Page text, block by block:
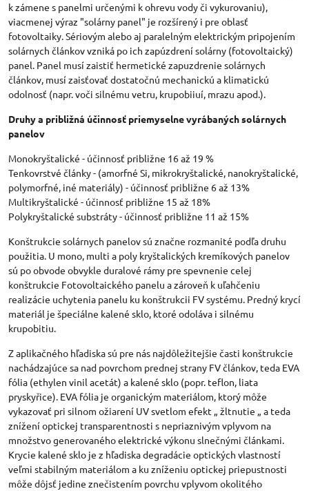
k zámene s panelmi určenými k ohrevu vody či vykurovaniu),
viacmenej výraz "solárny panel" je rozšírený i pre oblasť
fotovoltaiky. Sériovým alebo aj paralelným elektrickým pripojením
solárnych článkov vzniká po ich zapúzdrení solárny (fotovoltaický)
panel. Panel musí zaistiť hermetické zapuzdrenie solárnych
článkov, musí zaisťovať dostatočnú mechanickú a klimatickú
odolnosť (napr. voči silnému vetru, krupobiiuí, mrazu apod.).
Druhy a približná účinnosť priemyselne vyrábaných solárnych
panelov
Monokryštalické - účinnosť približne 16 až 19 %
Tenkovrstvé články - (amorfné Si, mikrokryštalické, nanokryštalické,
polymorfné, iné materiály) - účinnosť približne 6 až 13%
Multikryštalické - účinnosť približne 15 až 18%
Polykryštalické substráty - účinnosť približne 11 až 15%
Konštrukcie solárnych panelov sú značne rozmanité podľa druhu
použitia. U mono, multi a poly kryštalických kremíkových panelov
sú po obvode obvykle duralové rámy pre spevnenie celej
konštrukcie Fotovoltaického panelu a zároveň k uľahčeniu
realizácie uchytenia panelu ku konštrukcii FV systému. Predný krycí
materiál je špeciálne kalené sklo, ktoré odoláva i silnému
krupobitiu.
Z aplikačného hľadiska sú pre nás najdôležitejšie časti konštrukcie
nachádzajúce sa nad povrchom prednej strany FV článkov, teda EVA
fólia (ethylen vinil acetát) a kalené sklo (popr. teflon, liata
pryskyřice). EVA fólia je organickým materiálom, ktorý môže
vykazovať pri silnom ožiarení UV svetlom efekt „ žltnutie „ a teda
znížení optickej transparentnosti s nepriaznivým vplyvom na
množstvo generovaného elektrické výkonu slnečnými článkami.
Krycie kalené sklo je z hľadiska degradácie optických vlastností
veľmi stabilným materiálom a ku zníženiu optickej priepustnosti
môže dôjsť jedine znečistením povrchu vplyvom okolitého